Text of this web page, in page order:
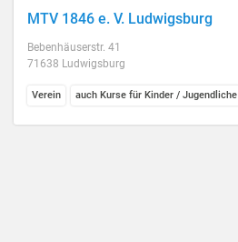
MTV 1846 e. V. Ludwigsburg
Bebenhäuserstr. 41
71638 Ludwigsburg
Verein auch Kurse für Kinder / Jugendliche